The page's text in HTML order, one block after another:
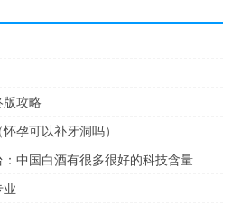
攻略
孕可以补牙洞吗）
中国白酒有很多很好的科技含量